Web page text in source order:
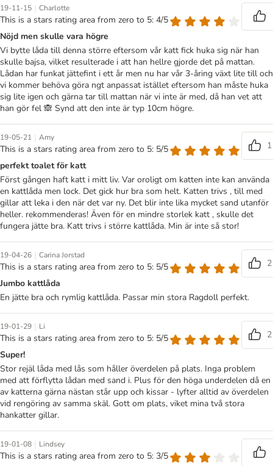
19-11-15 | Charlotte
This is a stars rating area from zero to 5: 4/5
Nöjd men skulle vara högre
Vi bytte låda till denna större eftersom vår katt fick huka sig när han
skulle bajsa, vilket resulterade i att han hellre gjorde det på mattan.
Lådan har funkat jättefint i ett år men nu har vår 3-åring växt lite till och
vi kommer behöva göra ngt anpassat istället eftersom han måste huka
sig lite igen och gärna tar till mattan när vi inte är med, då han vet att
han gör fel 🙈 Synd att den inte är typ 10cm högre.
19-05-21 | Amy
This is a stars rating area from zero to 5: 5/5
1
perfekt toalet för katt
Först gången haft katt i mitt liv. Var oroligt om katten inte kan använda
en kattlåda men lock. Det gick hur bra som helt. Katten trivs , till med
gillar att leka i den när det var ny. Det blir inte lika mycket sand utanför
heller. rekommenderas! Även för en mindre storlek katt , skulle det
fungera jätte bra. Katt trivs i större kattlåda. Min är inte så stor!
19-04-26 | Carina Jorstad
This is a stars rating area from zero to 5: 5/5
2
Jumbo kattlåda
En jätte bra och rymlig kattlåda. Passar min stora Ragdoll perfekt.
19-01-29 | Li
This is a stars rating area from zero to 5: 5/5
2
Super!
Stor rejäl låda med lås som håller överdelen på plats. Inga problem
med att förflytta lådan med sand i. Plus för den höga underdelen då en
av katterna gärna nästan står upp och kissar - lyfter alltid av överdelen
vid rengöring av samma skäl. Gott om plats, viket mina två stora
hankatter gillar.
19-01-08 | Lindsey
This is a stars rating area from zero to 5: 3/5